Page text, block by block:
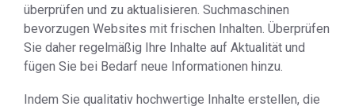
überprüfen und zu aktualisieren. Suchmaschinen
bevorzugen Websites mit frischen Inhalten. Überprüfen
Sie daher regelmäßig Ihre Inhalte auf Aktualität und
fügen Sie bei Bedarf neue Informationen hinzu.
Indem Sie qualitativ hochwertige Inhalte erstellen, die